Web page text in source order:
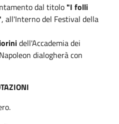
dal titolo"I folli
, all'Interno del Festival della
dell'Accademia dei
dialogherà con